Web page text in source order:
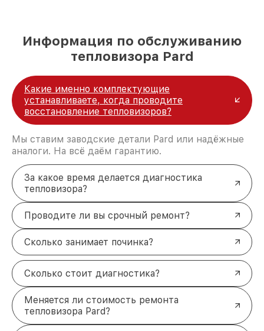
Информация по обслуживанию
тепловизора Pard
Какие именно комплектующие
устанавливаете, когда проводите
восстановление тепловизоров?
Мы ставим заводские детали Pard или надёжные
аналоги. На всё даём гарантию.
За какое время делается диагностика
тепловизора?
Проводите ли вы срочный ремонт?
Сколько занимает починка?
Сколько стоит диагностика?
Меняется ли стоимость ремонта
тепловизора Pard?